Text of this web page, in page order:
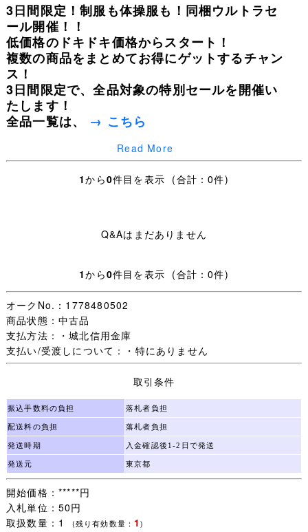
3日間限定！制服も体操服も！同梱ウルトラセ
ール開催！！
低価格のドキドキ価格からスタート！
複数の商品をまとめてお得にゲットするチャン
ス！
3日間限定で、全品対象の特別セールを開催い
たします！
全品一覧は、
→ こちら
皆様の入札を心よりお待ちしております！
サイズ / 160A
実寸サイズ/ 着丈約68cm、身幅約48cm、肩幅約39cm、
袖丈約57cm
状態/ 汚れがあります。
★ご要望にお応えし、シワの目立つ商品につきましては丁
寧にアイロンをかけ、できる限りシワを取った状態で出品
しております。
■配送方法■
①と②からお選びいただけます。
Read More
1から0件目を表示 (合計：0件)
Q&Aはまだありません
1から0件目を表示 (合計：0件)
オークNo.：1778480502
商品状態：中古品
支払方法：・城北信用金庫
支払い/受渡しについて：・特にありません
取引条件
振込手数料の負担 落札者負担
配送料の負担 落札者負担
発送時期 入金確認後1-2日で発送
発送元 東京都
開始価格：*****円
入札単位：50円
取扱数量：1
(残り有効数量： 1)